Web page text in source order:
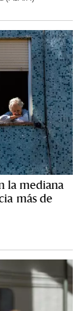
la mediana
más de